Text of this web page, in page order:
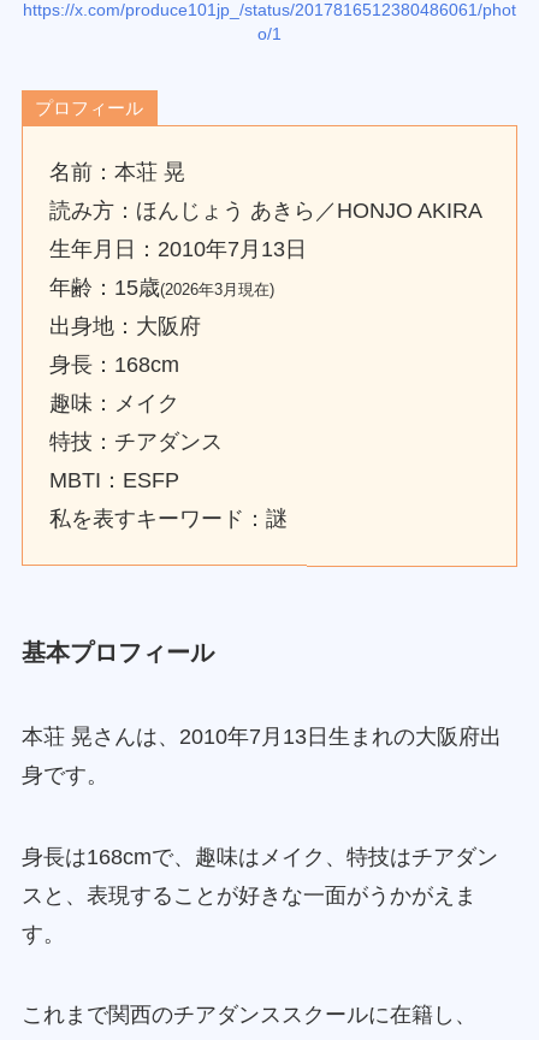
https://x.com/produce101jp_/status/2017816512380486061/phot
o/1
プロフィール
名前：本荘 晃
読み方：ほんじょう あきら／HONJO AKIRA
生年月日：2010年7月13日
年齢：15歳(2026年3月現在)
出身地：大阪府
身長：168cm
趣味：メイク
特技：チアダンス
MBTI：ESFP
私を表すキーワード：謎
基本プロフィール
本荘 晃さんは、2010年7月13日生まれの大阪府出
身です。
身長は168cmで、趣味はメイク、特技はチアダン
スと、表現することが好きな一面がうかがえま
す。
これまで関西のチアダンススクールに在籍し、